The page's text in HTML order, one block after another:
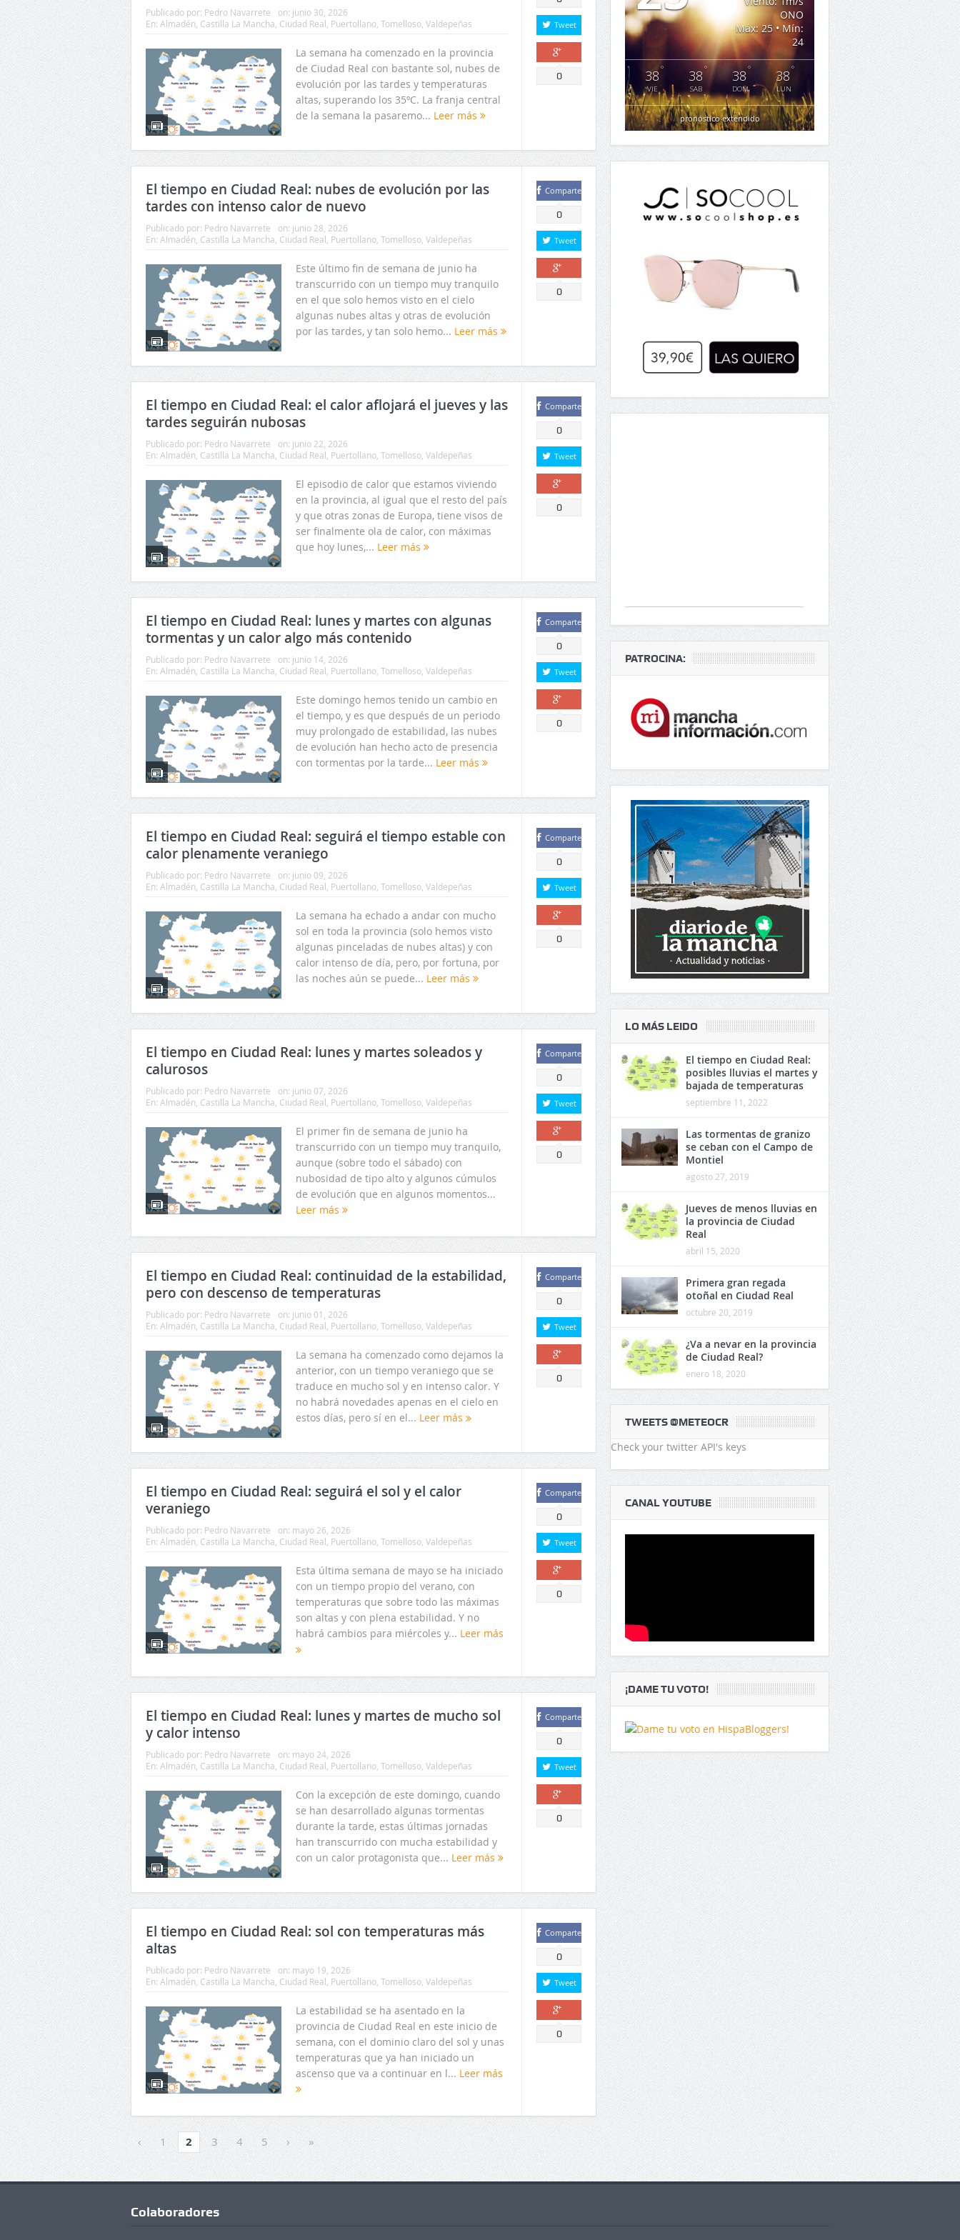
Publicado por: Pedro Navarrete on: junio 30, 2026
En: Almadén Castilla La Mancha Ciudad Real Puertollano Tomelloso Valdepeñas
La semana ha comenzado en la provincia
de Ciudad Real con bastante sol, nubes de
evolución por las tardes y temperaturas
altas, superando los 35ºC. La franja central
de la semana la pasaremo... Leer más
Tweet
Comparte
0
El tiempo en Ciudad Real: nubes de evolución por las
tardes con intenso calor de nuevo
Publicado por: Pedro Navarrete on: junio 28, 2026
En: Almadén Castilla La Mancha Ciudad Real Puertollano Tomelloso Valdepeñas
Este último fin de semana de junio ha
transcurrido con un tiempo muy tranquilo
en el que solo hemos visto en el cielo
algunas nubes altas y otras de evolución
por las tardes, y tan solo hemo... Leer más
Comparte
0
Tweet
Comparte
0
El tiempo en Ciudad Real: el calor aflojará el jueves y las
tardes seguirán nubosas
Publicado por: Pedro Navarrete on: junio 22, 2026
En: Almadén Castilla La Mancha Ciudad Real Puertollano Tomelloso Valdepeñas
El episodio de calor que estamos viviendo
en la provincia, al igual que el resto del país
y que otras zonas de Europa, tiene visos de
ser finalmente ola de calor, con máximas
que hoy lunes,... Leer más
Comparte
0
Tweet
Comparte
0
El tiempo en Ciudad Real: lunes y martes con algunas
tormentas y un calor algo más contenido
Publicado por: Pedro Navarrete on: junio 14, 2026
En: Almadén Castilla La Mancha Ciudad Real Puertollano Tomelloso Valdepeñas
Este domingo hemos tenido un cambio en
el tiempo, y es que después de un periodo
muy prolongado de estabilidad, las nubes
de evolución han hecho acto de presencia
con tormentas por la tarde... Leer más
Comparte
0
Tweet
Comparte
0
El tiempo en Ciudad Real: seguirá el tiempo estable con
calor plenamente veraniego
Publicado por: Pedro Navarrete on: junio 09, 2026
En: Almadén Castilla La Mancha Ciudad Real Puertollano Tomelloso Valdepeñas
La semana ha echado a andar con mucho
sol en toda la provincia (solo hemos visto
algunas pinceladas de nubes altas) y con
calor intenso de día, pero, por fortuna, por
las noches aún se puede... Leer más
Comparte
0
Tweet
Comparte
0
El tiempo en Ciudad Real: lunes y martes soleados y
calurosos
Publicado por: Pedro Navarrete on: junio 07, 2026
En: Almadén Castilla La Mancha Ciudad Real Puertollano Tomelloso Valdepeñas
El primer fin de semana de junio ha
transcurrido con un tiempo muy tranquilo,
aunque (sobre todo el sábado) con
nubosidad de tipo alto y algunos cúmulos
de evolución que en algunos momentos...
Leer más
Comparte
0
Tweet
Comparte
0
El tiempo en Ciudad Real: continuidad de la estabilidad,
pero con descenso de temperaturas
Publicado por: Pedro Navarrete on: junio 01, 2026
En: Almadén, Castilla La Mancha, Ciudad Real, Puertollano, Tomelloso, Valdepeñas
La semana ha comenzado como dejamos la
anterior, con un tiempo veraniego que se
traduce en mucho sol y en intenso calor. Y
no habrá novedades apenas en el cielo en
estos días, pero sí en el... Leer más
Comparte
0
Tweet
Comparte
0
El tiempo en Ciudad Real: seguirá el sol y el calor
veraniego
Publicado por: Pedro Navarrete on: mayo 26, 2026
En: Almadén, Castilla La Mancha, Ciudad Real, Puertollano, Tomelloso, Valdepeñas
Esta última semana de mayo se ha iniciado
con un tiempo propio del verano, con
temperaturas que sobre todo las máximas
son altas y con plena estabilidad. Y no
habrá cambios para miércoles y... Leer más
Comparte
0
Tweet
Comparte
0
El tiempo en Ciudad Real: lunes y martes de mucho sol
y calor intenso
Publicado por: Pedro Navarrete on: mayo 24, 2026
En: Almadén Castilla La Mancha Ciudad Real Puertollano Tomelloso Valdepeñas
Con la excepción de este domingo, cuando
se han desarrollado algunas tormentas
durante la tarde, estas últimas jornadas
han transcurrido con mucha estabilidad y
con un calor protagonista que... Leer más
Comparte
0
Tweet
Comparte
0
El tiempo en Ciudad Real: sol con temperaturas más
altas
Publicado por: Pedro Navarrete on: mayo 19, 2026
En: Almadén Castilla La Mancha Ciudad Real Puertollano Tomelloso Valdepeñas
La estabilidad se ha asentado en la
provincia de Ciudad Real en este inicio de
semana, con el dominio claro del sol y unas
temperaturas que ya han iniciado un
ascenso que va a continuar en l... Leer más
Comparte
0
Tweet
Comparte
0
‹ 1 2 3 4 5 › »
ONO
Máx: 25 • Mín:
24
38°
VIE
38°
SAB
38°
DOM
38°
LUN
pronóstico extendido
PATROCINA:
LO MÁS LEIDO
El tiempo en Ciudad Real:
posibles lluvias el martes y
bajada de temperaturas
septiembre 11, 2022
Las tormentas de granizo
se ceban con el Campo de
Montiel
agosto 27, 2019
Jueves de menos lluvias en
la provincia de Ciudad
Real
abril 15, 2020
Primera gran regada
otoñal en Ciudad Real
octubre 20, 2019
¿Va a nevar en la provincia
de Ciudad Real?
enero 18, 2020
TWEETS @METEOCR
Check your twitter API's keys
CANAL YOUTUBE
¡DAME TU VOTO!
Colaboradores